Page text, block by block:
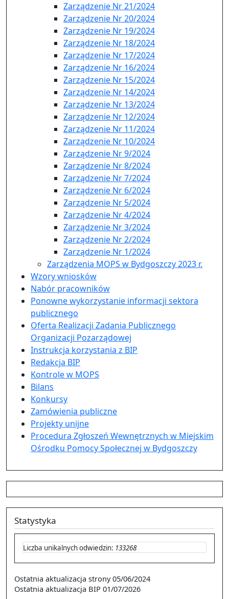
Zarządzenie Nr 21/2024
Zarządzenie Nr 20/2024
Zarządzenie Nr 19/2024
Zarządzenie Nr 18/2024
Zarządzenie Nr 17/2024
Zarządzenie Nr 16/2024
Zarządzenie Nr 15/2024
Zarządzenie Nr 14/2024
Zarządzenie Nr 13/2024
Zarządzenie Nr 12/2024
Zarządzenie Nr 11/2024
Zarządzenie Nr 10/2024
Zarządzenie Nr 9/2024
Zarządzenie Nr 8/2024
Zarządzenie Nr 7/2024
Zarządzenie Nr 6/2024
Zarządzenie Nr 5/2024
Zarządzenie Nr 4/2024
Zarządzenie Nr 3/2024
Zarządzenie Nr 2/2024
Zarządzenie Nr 1/2024
Zarządzenia MOPS w Bydgoszczy 2023 r.
Wzory wniosków
Nabór pracowników
Ponowne wykorzystanie informacji sektora
publicznego
Oferta Realizacji Zadania Publicznego
Organizacji Pozarządowej
Instrukcja korzystania z BIP
Redakcja BIP
Kontrole w MOPS
Bilans
Konkursy
Zamówienia publiczne
Projekty unijne
Procedura Zgłoszeń Wewnętrznych w Miejskim
Ośrodku Pomocy Społecznej w Bydgoszczy
Statystyka
Liczba unikalnych odwiedzin: 133268
Ostatnia aktualizacja strony 05/06/2024
Ostatnia aktualizacja BIP 01/07/2026